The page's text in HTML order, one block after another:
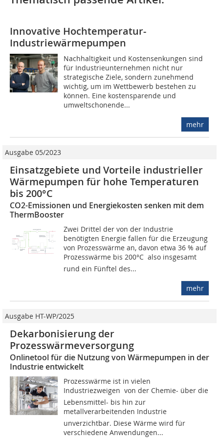
Innovative Hochtemperatur-
Industriewärmepumpen
Nachhaltigkeit und Kostensenkungen sind
für Industrieunternehmen nicht nur
strategische Ziele, sondern zunehmend
wichtig, um im Wettbewerb bestehen zu
können. Eine kostensparende und
umweltschonende...
mehr
Ausgabe 05/2023
Einsatzgebiete und Vorteile industrieller
Wärmepumpen für hohe Temperaturen
bis 200°C
CO2-Emissionen und Energiekosten senken mit dem
ThermBooster
Zwei Drittel der von der Industrie
benötigten Energie fallen für die Erzeugung
von Prozesswärme an, davon etwa 36 % auf
Prozesswärme bis 200°C  also insgesamt
rund ein Fünftel des...
mehr
Ausgabe HT-WP/2025
Dekarbonisierung der
Prozesswärmeversorgung
Onlinetool für die Nutzung von Wärmepumpen in der
Industrie entwickelt
Prozesswärme ist in vielen
Industriezweigen  von der Chemie- über die
Lebensmittel- bis hin zur
metallverarbeitenden Industrie 
unverzichtbar. Diese Wärme wird für
verschiedene Anwendungen...